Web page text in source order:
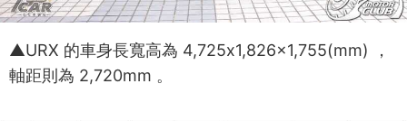
▲URX 的車身長寬高為 4,725x1,826x1,755(mm) ，
軸距則為 2,720mm 。